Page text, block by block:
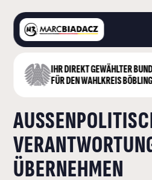
IHR DIREKT GEWÄHLTER
FÜR DEN WAHLKREIS
LANDKREIS
DEUTSCHER
KONTAKT
AUSSENPOLITISCH
ERANTWORTUNG
BERNEHMEN